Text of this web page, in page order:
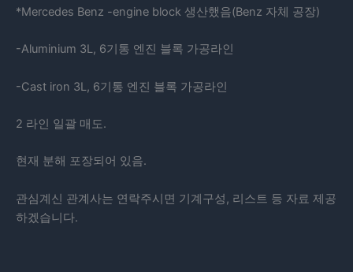
*Mercedes Benz -engine block 생산했음(Benz 자체 공장)
-Aluminium 3L, 6기통 엔진 블록 가공라인
-Cast iron 3L, 6기통 엔진 블록 가공라인
2 라인 일괄 매도.
현재 분해 포장되어 있음.
관심계신 관계사는 연락주시면 기계구성, 리스트 등 자료 제공
하겠습니다.